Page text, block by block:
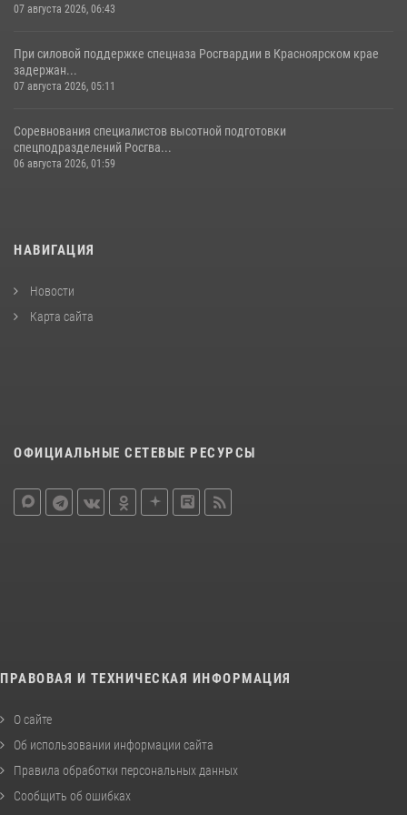
07 августа 2026, 06:43
При силовой поддержке спецназа Росгвардии в Красноярском крае
задержан...
07 августа 2026, 05:11
Соревнования специалистов высотной подготовки
спецподразделений Росгва...
06 августа 2026, 01:59
НАВИГАЦИЯ
Новости
Карта сайта
ОФИЦИАЛЬНЫЕ СЕТЕВЫЕ РЕСУРСЫ
ПРАВОВАЯ И ТЕХНИЧЕСКАЯ ИНФОРМАЦИЯ
О сайте
Об использовании информации сайта
Правила обработки персональных данных
Сообщить об ошибках